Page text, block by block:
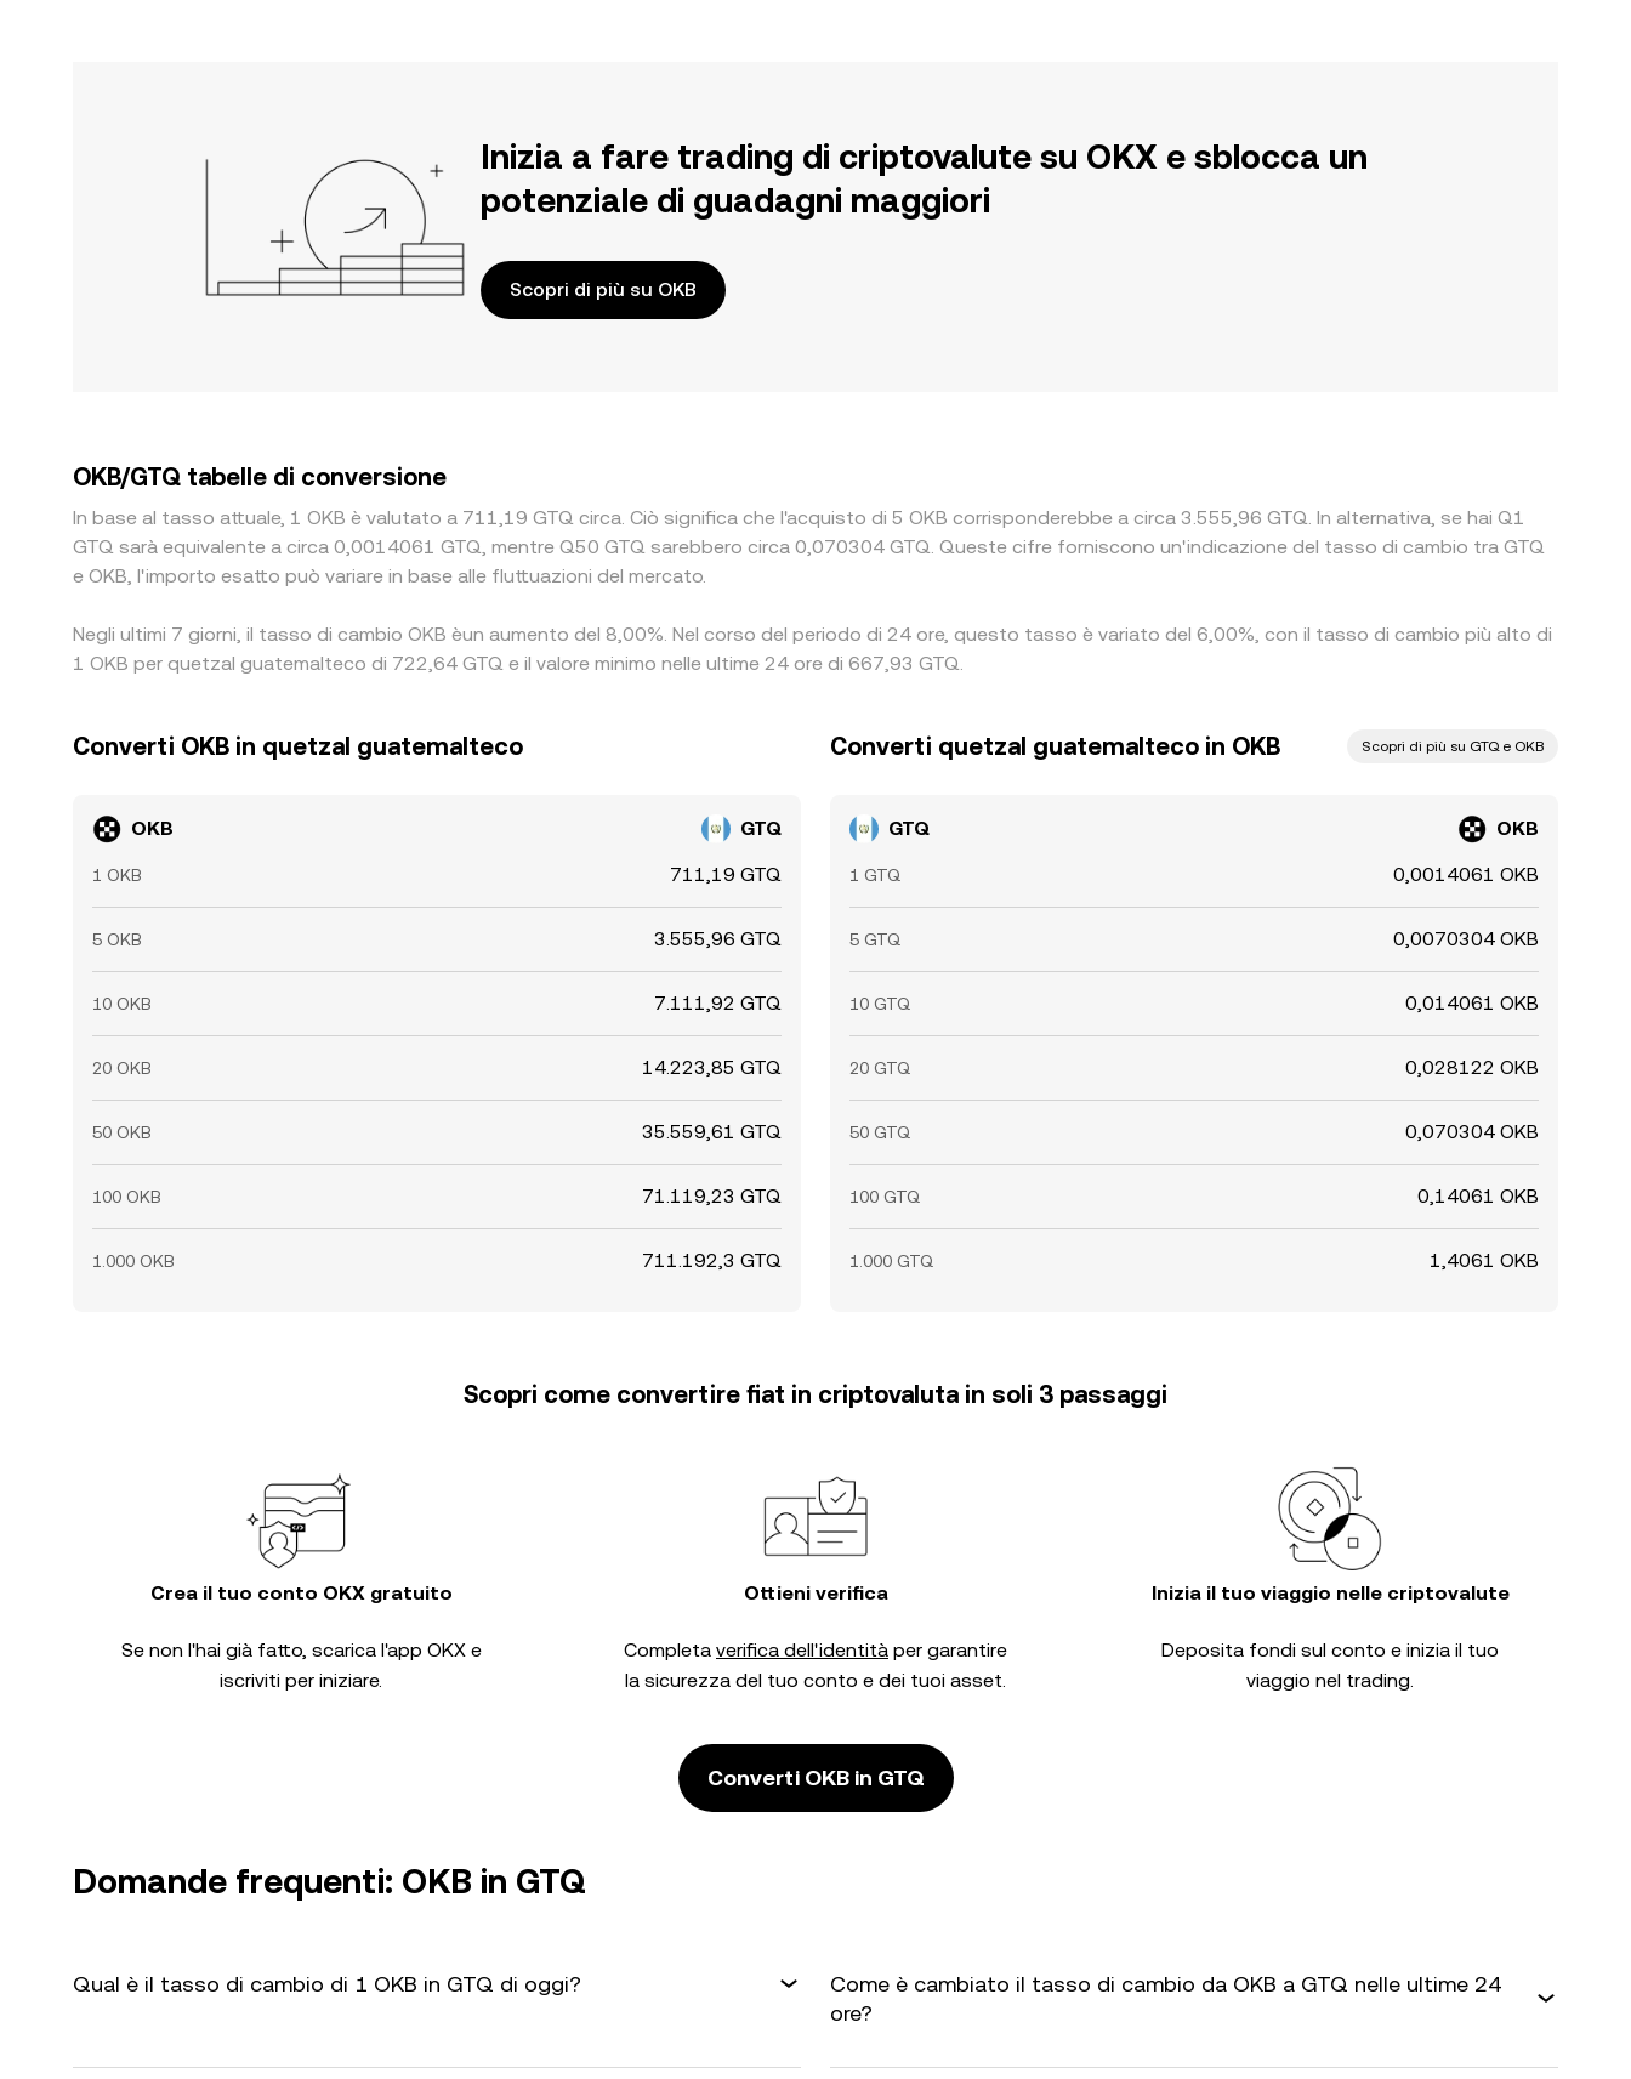
Inizia a fare trading di criptovalute su OKX e sblocca un
potenziale di guadagni maggiori
Scopri di più su OKB
OKB/GTQ tabelle di conversione
In base al tasso attuale, 1 OKB è valutato a 711,19 GTQ circa. Ciò significa che l'acquisto di 5 OKB corrisponderebbe a circa 3.555,96 GTQ. In alternativa, se hai Q1
GTQ sarà equivalente a circa 0,0014061 GTQ, mentre Q50 GTQ sarebbero circa 0,070304 GTQ. Queste cifre forniscono un'indicazione del tasso di cambio tra GTQ
e OKB, l'importo esatto può variare in base alle fluttuazioni del mercato.
Negli ultimi 7 giorni, il tasso di cambio OKB èun aumento del 8,00%. Nel corso del periodo di 24 ore, questo tasso è variato del 6,00%, con il tasso di cambio più alto di
1 OKB per quetzal guatemalteco di 722,64 GTQ e il valore minimo nelle ultime 24 ore di 667,93 GTQ.
Converti OKB in quetzal guatemalteco
OKB GTQ
1 OKB 711,19 GTQ
5 OKB 3.555,96 GTQ
10 OKB 7.111,92 GTQ
20 OKB 14.223,85 GTQ
50 OKB 35.559,61 GTQ
100 OKB 71.119,23 GTQ
1.000 OKB 711.192,3 GTQ
Converti quetzal guatemalteco in OKB Scopri di più su GTQ e OKB
GTQ OKB
1 GTQ 0,0014061 OKB
5 GTQ 0,0070304 OKB
10 GTQ 0,014061 OKB
20 GTQ 0,028122 OKB
50 GTQ 0,070304 OKB
100 GTQ 0,14061 OKB
1.000 GTQ 1,4061 OKB
Scopri come convertire fiat in criptovaluta in soli 3 passaggi
Crea il tuo conto OKX gratuito
Se non l'hai già fatto, scarica l'app OKX e
iscriviti per iniziare.
Ottieni verifica
Completa verifica dell'identità per garantire
la sicurezza del tuo conto e dei tuoi asset.
Inizia il tuo viaggio nelle criptovalute
Deposita fondi sul conto e inizia il tuo
viaggio nel trading.
Converti OKB in GTQ
Domande frequenti: OKB in GTQ
Qual è il tasso di cambio di 1 OKB in GTQ di oggi?
Come è cambiato il tasso di cambio da OKB a GTQ nelle ultime 24
ore?